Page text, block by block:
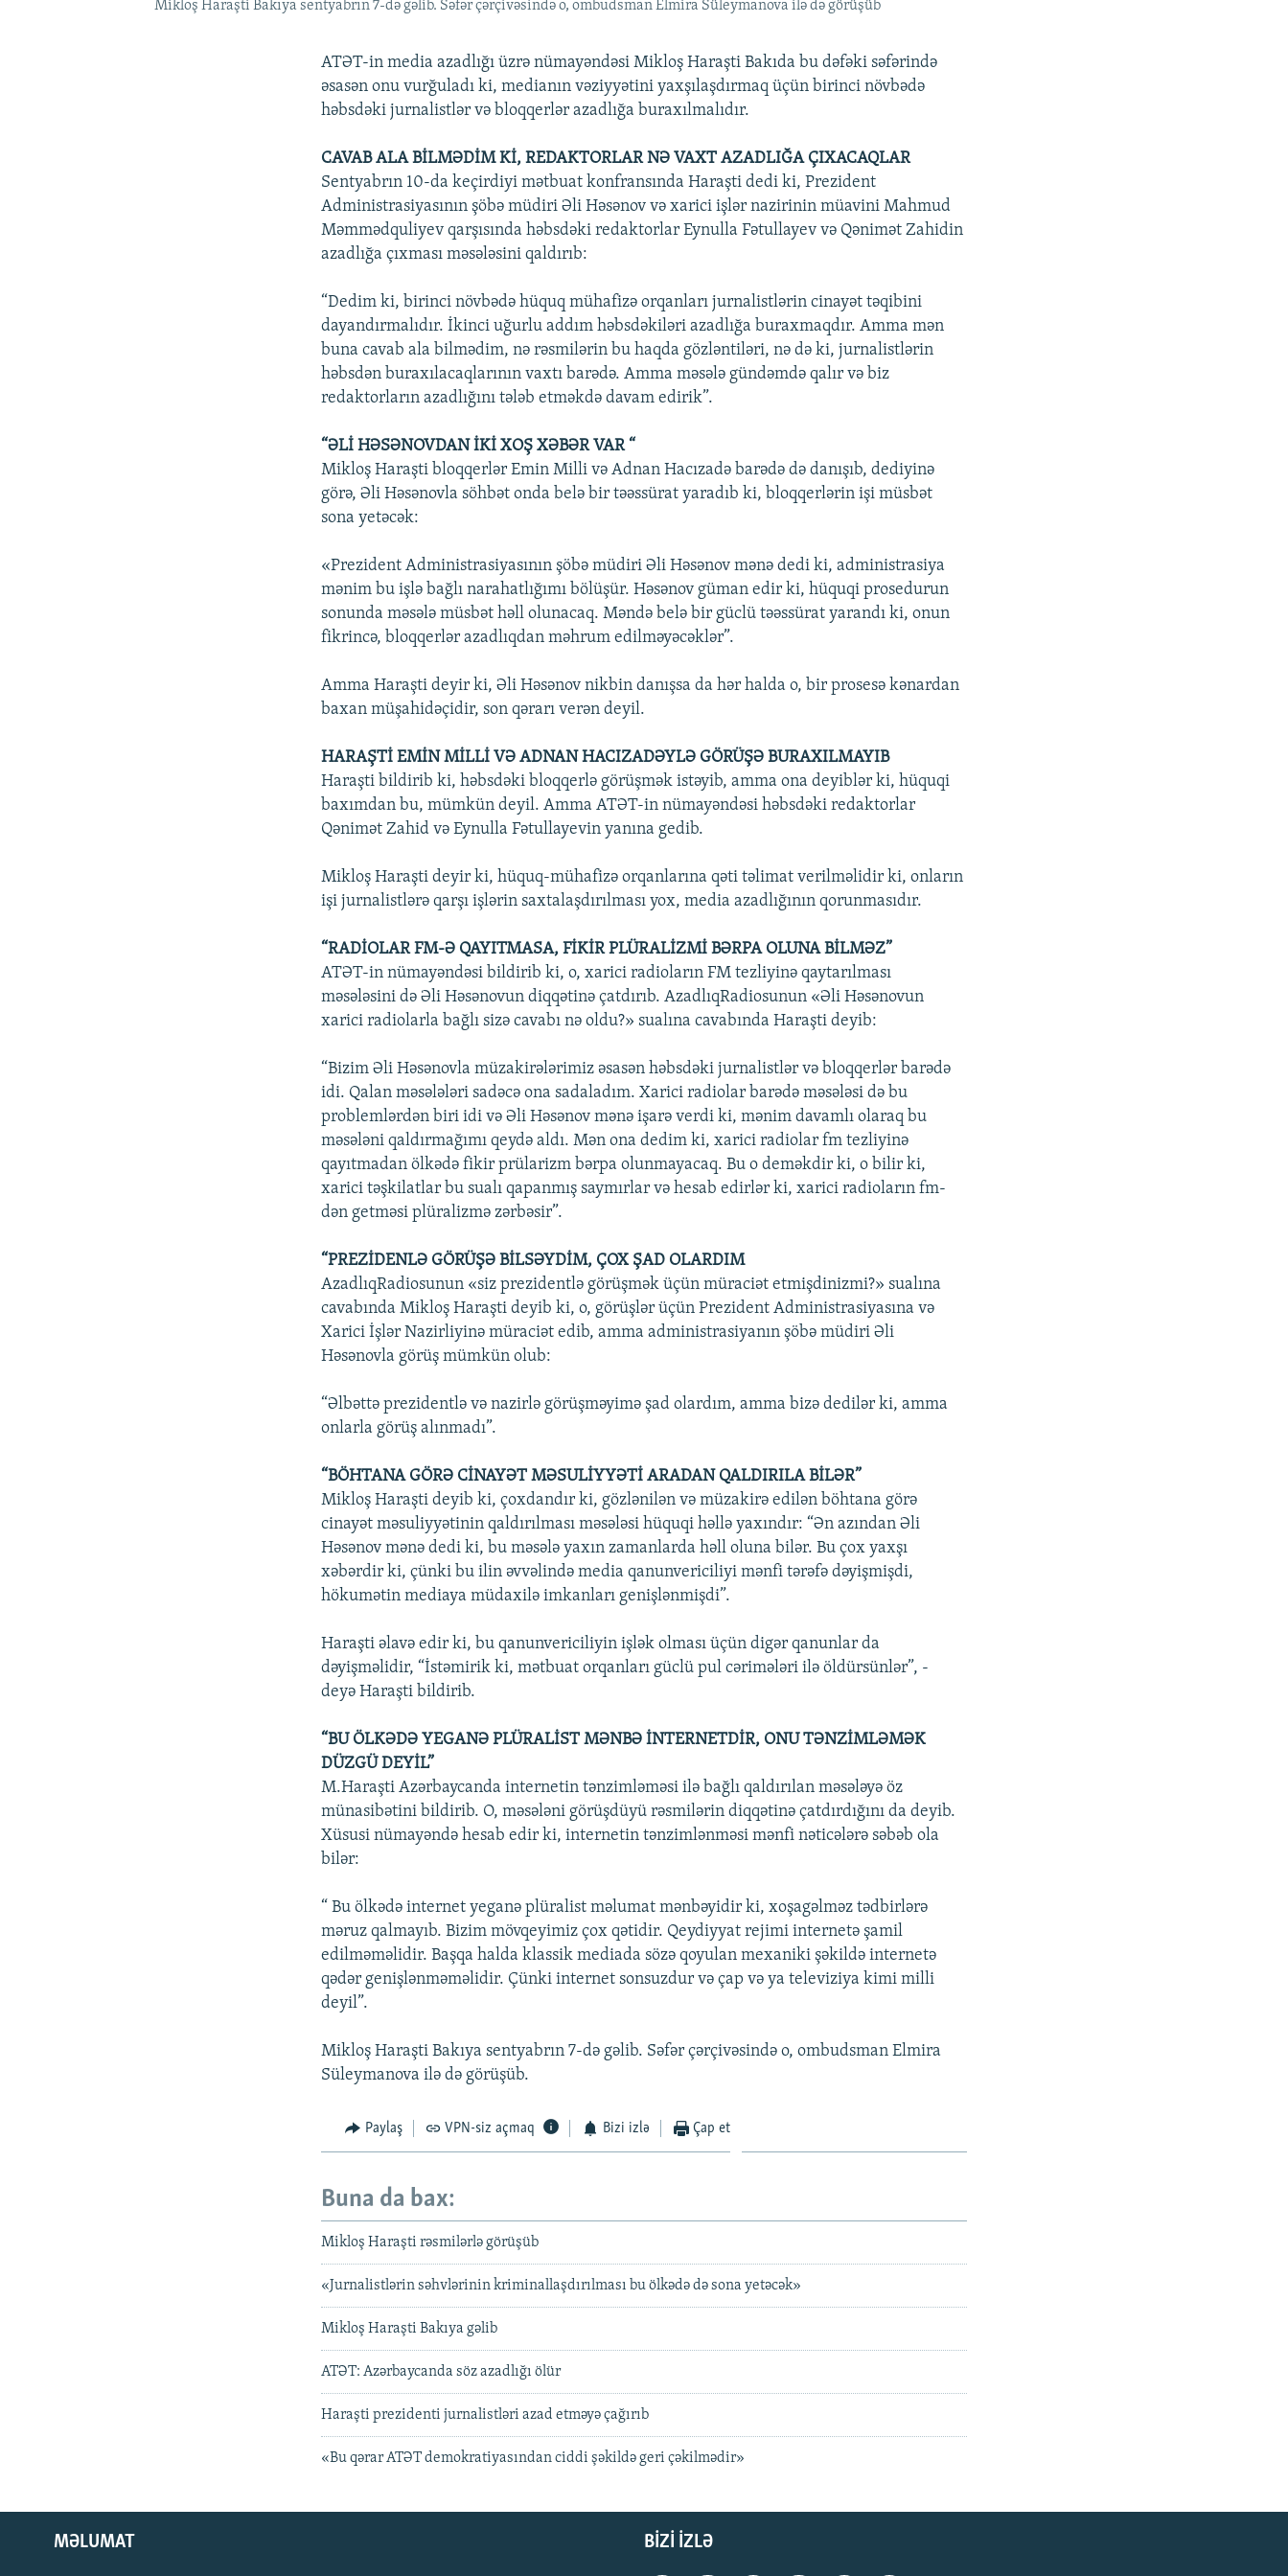
Mikloş Haraşti Bakıya sentyabrın 7-də gəlib. Səfər çərçivəsində o, ombudsman Elmira Süleymanova ilə də görüşüb
ATƏT-in media azadlığı üzrə nümayəndəsi Mikloş Haraşti Bakıda bu dəfəki səfərində
əsasən onu vurğuladı ki, medianın vəziyyətini yaxşılaşdırmaq üçün birinci növbədə
həbsdəki jurnalistlər və bloqqerlər azadlığa buraxılmalıdır.
CAVAB ALA BİLMƏDİM Kİ, REDAKTORLAR NƏ VAXT AZADLIĞA ÇIXACAQLAR
Sentyabrın 10-da keçirdiyi mətbuat konfransında Haraşti dedi ki, Prezident
Administrasiyasının şöbə müdiri Əli Həsənov və xarici işlər nazirinin müavini Mahmud
Məmmədquliyev qarşısında həbsdəki redaktorlar Eynulla Fətullayev və Qənimət Zahidin
azadlığa çıxması məsələsini qaldırıb:
“Dedim ki, birinci növbədə hüquq mühafizə orqanları jurnalistlərin cinayət təqibini
dayandırmalıdır. İkinci uğurlu addım həbsdəkiləri azadlığa buraxmaqdır. Amma mən
buna cavab ala bilmədim, nə rəsmilərin bu haqda gözləntiləri, nə də ki, jurnalistlərin
həbsdən buraxılacaqlarının vaxtı barədə. Amma məsələ gündəmdə qalır və biz
redaktorların azadlığını tələb etməkdə davam edirik”.
“ƏLİ HƏSƏNOVDAN İKİ XOŞ XƏBƏR VAR “
Mikloş Haraşti bloqqerlər Emin Milli və Adnan Hacızadə barədə də danışıb, dediyinə
görə, Əli Həsənovla söhbət onda belə bir təəssürat yaradıb ki, bloqqerlərin işi müsbət
sona yetəcək:
«Prezident Administrasiyasının şöbə müdiri Əli Həsənov mənə dedi ki, administrasiya
mənim bu işlə bağlı narahatlığımı bölüşür. Həsənov güman edir ki, hüquqi prosedurun
sonunda məsələ müsbət həll olunacaq. Məndə belə bir güclü təəssürat yarandı ki, onun
fikrincə, bloqqerlər azadlıqdan məhrum edilməyəcəklər”.
Amma Haraşti deyir ki, Əli Həsənov nikbin danışsa da hər halda o, bir prosesə kənardan
baxan müşahidəçidir, son qərarı verən deyil.
HARAŞTİ EMİN MİLLİ VƏ ADNAN HACIZADƏYLƏ GÖRÜŞƏ BURAXILMAYIB
Haraşti bildirib ki, həbsdəki bloqqerlə görüşmək istəyib, amma ona deyiblər ki, hüquqi
baxımdan bu, mümkün deyil. Amma ATƏT-in nümayəndəsi həbsdəki redaktorlar
Qənimət Zahid və Eynulla Fətullayevin yanına gedib.
Mikloş Haraşti deyir ki, hüquq-mühafizə orqanlarına qəti təlimat verilməlidir ki, onların
işi jurnalistlərə qarşı işlərin saxtalaşdırılması yox, media azadlığının qorunmasıdır.
“RADİOLAR FM-Ə QAYITMASA, FİKİR PLÜRALİZMİ BƏRPA OLUNA BİLMƏZ”
ATƏT-in nümayəndəsi bildirib ki, o, xarici radioların FM tezliyinə qaytarılması
məsələsini də Əli Həsənovun diqqətinə çatdırıb. AzadlıqRadiosunun «Əli Həsənovun
xarici radiolarla bağlı sizə cavabı nə oldu?» sualına cavabında Haraşti deyib:
“Bizim Əli Həsənovla müzakirələrimiz əsasən həbsdəki jurnalistlər və bloqqerlər barədə
idi. Qalan məsələləri sadəcə ona sadaladım. Xarici radiolar barədə məsələsi də bu
problemlərdən biri idi və Əli Həsənov mənə işarə verdi ki, mənim davamlı olaraq bu
məsələni qaldırmağımı qeydə aldı. Mən ona dedim ki, xarici radiolar fm tezliyinə
qayıtmadan ölkədə fikir prülarizm bərpa olunmayacaq. Bu o deməkdir ki, o bilir ki,
xarici təşkilatlar bu sualı qapanmış saymırlar və hesab edirlər ki, xarici radioların fm-
dən getməsi plüralizmə zərbəsir”.
“PREZİDENLƏ GÖRÜŞƏ BİLSƏYDİM, ÇOX ŞAD OLARDIM
AzadlıqRadiosunun «siz prezidentlə görüşmək üçün müraciət etmişdinizmi?» sualına
cavabında Mikloş Haraşti deyib ki, o, görüşlər üçün Prezident Administrasiyasına və
Xarici İşlər Nazirliyinə müraciət edib, amma administrasiyanın şöbə müdiri Əli
Həsənovla görüş mümkün olub:
“Əlbəttə prezidentlə və nazirlə görüşməyimə şad olardım, amma bizə dedilər ki, amma
onlarla görüş alınmadı”.
“BÖHTANA GÖRƏ CİNAYƏT MƏSULİYYƏTİ ARADAN QALDIRILA BİLƏR”
Mikloş Haraşti deyib ki, çoxdandır ki, gözlənilən və müzakirə edilən böhtana görə
cinayət məsuliyyətinin qaldırılması məsələsi hüquqi həllə yaxındır: “Ən azından Əli
Həsənov mənə dedi ki, bu məsələ yaxın zamanlarda həll oluna bilər. Bu çox yaxşı
xəbərdir ki, çünki bu ilin əvvəlində media qanunvericiliyi mənfi tərəfə dəyişmişdi,
hökumətin mediaya müdaxilə imkanları genişlənmişdi”.
Haraşti əlavə edir ki, bu qanunvericiliyin işlək olması üçün digər qanunlar da
dəyişməlidir, “İstəmirik ki, mətbuat orqanları güclü pul cərimələri ilə öldürsünlər”, -
deyə Haraşti bildirib.
“BU ÖLKƏDƏ YEGANƏ PLÜRALİST MƏNBƏ İNTERNETDİR, ONU TƏNZİMLƏMƏK
DÜZGÜ DEYİL”
M.Haraşti Azərbaycanda internetin tənzimləməsi ilə bağlı qaldırılan məsələyə öz
münasibətini bildirib. O, məsələni görüşdüyü rəsmilərin diqqətinə çatdırdığını da deyib.
Xüsusi nümayəndə hesab edir ki, internetin tənzimlənməsi mənfi nəticələrə səbəb ola
bilər:
“ Bu ölkədə internet yeganə plüralist məlumat mənbəyidir ki, xoşagəlməz tədbirlərə
məruz qalmayıb. Bizim mövqeyimiz çox qətidir. Qeydiyyat rejimi internetə şamil
edilməməlidir. Başqa halda klassik mediada sözə qoyulan mexaniki şəkildə internetə
qədər genişlənməməlidir. Çünki internet sonsuzdur və çap və ya televiziya kimi milli
deyil”.
Mikloş Haraşti Bakıya sentyabrın 7-də gəlib. Səfər çərçivəsində o, ombudsman Elmira
Süleymanova ilə də görüşüb.
Paylaş VPN-siz açmaq Bizi izlə Çap et
Buna da bax:
Mikloş Haraşti rəsmilərlə görüşüb
«Jurnalistlərin səhvlərinin kriminallaşdırılması bu ölkədə də sona yetəcək»
Mikloş Haraşti Bakıya gəlib
ATƏT: Azərbaycanda söz azadlığı ölür
Haraşti prezidenti jurnalistləri azad etməyə çağırıb
«Bu qərar ATƏT demokratiyasından ciddi şəkildə geri çəkilmədir»
BIZI IZLƏ
MƏLUMAT